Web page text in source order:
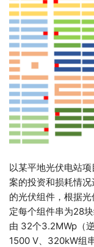
以某平地光伏电站
案的投资和损耗情
的光伏组件，根据
定每个组件串为28
由 32个3.2MWp（
1500 V、320kW组